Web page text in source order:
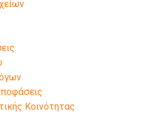
Κοινότητας